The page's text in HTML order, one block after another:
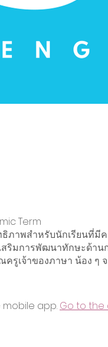
Term
ภาพสำหรับนักเรียนที่มี
สริมการพัฒนาทักษะด้า
รูเจ้าของภาษา น้อง ๆ
app. Go to the